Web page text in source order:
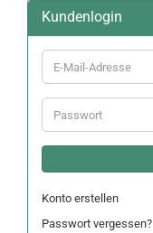
Kundenlogin
E-
Mail-
Adresse
Passwort
Konto erstellen
Passwort vergessen?